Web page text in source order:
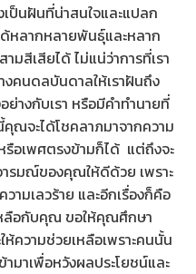
เป็นฝันที่น่าสนใจและแปลก
ด้หลากหลายพันธุ์และหลาก
มสีเสียได้ ไม่แน่ว่าการที่เรา
งคนดลบันดาลให้เราฝันถึง
ย่างกับเรา หรือมีคำทำนายที่
ณจะได้โชคลาภมาจากความ
รือเพศตรงข้ามก็ได้ แต่ถึงจะ
ารมณ์ของคุณให้ดีด้วย เพราะ
มเลวร้าย และอีกเรื่องก็คือ
ลือกับคุณ ขอให้คุณศึกษา
ความช่วยเหลือเพราะคนนั้น
มาเพื่อหวังผลประโยชน์และ